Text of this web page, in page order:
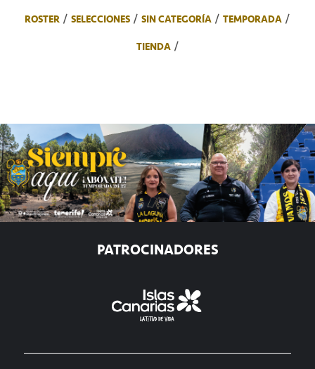
ROSTER
SELECCIONES SIN CATEGORÍA
TEMPORADA
TIENDA
PATROCINADORES